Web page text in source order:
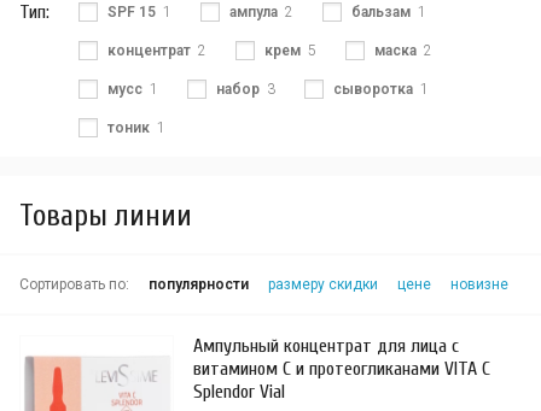
Тип: SPF 15 1 ампула 2 бальзам 1
концентрат 2 крем 5 маска 2
мусс 1 набор 3 сыворотка 1
тоник 1
Товары линии
Сортировать по: популярности размеру скидки цене новизне
Ампульный концентрат для лица с
витамином С и протеогликанами VITA C
Splendor Vial